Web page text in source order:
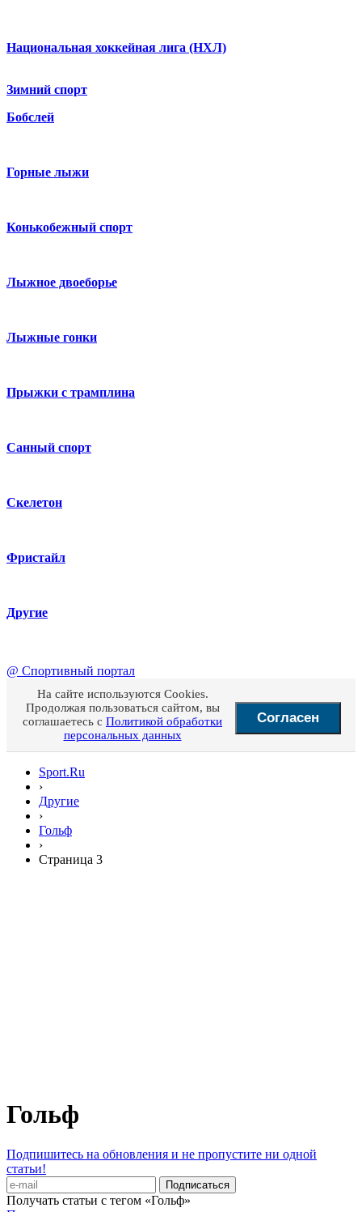
Национальная хоккейная лига (НХЛ)
Зимний спорт
Бобслей
Горные лыжи
Конькобежный спорт
Лыжное двоеборье
Лыжные гонки
Прыжки с трамплина
Санный спорт
Скелетон
Фристайл
Другие
@ Спортивный портал
На сайте используются Cookies.
Продолжая пользоваться сайтом, вы
соглашаетесь с Политикой обработки
персональных данных
Согласен
Sport.Ru
›
Другие
›
Гольф
›
Страница 3
Гольф
Подпишитесь на обновления и не пропустите ни одной
статьи!
Получать статьи с тегом «Гольф»